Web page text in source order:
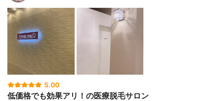
5.00
低価格でも効果アリ！の医療脱毛サロン